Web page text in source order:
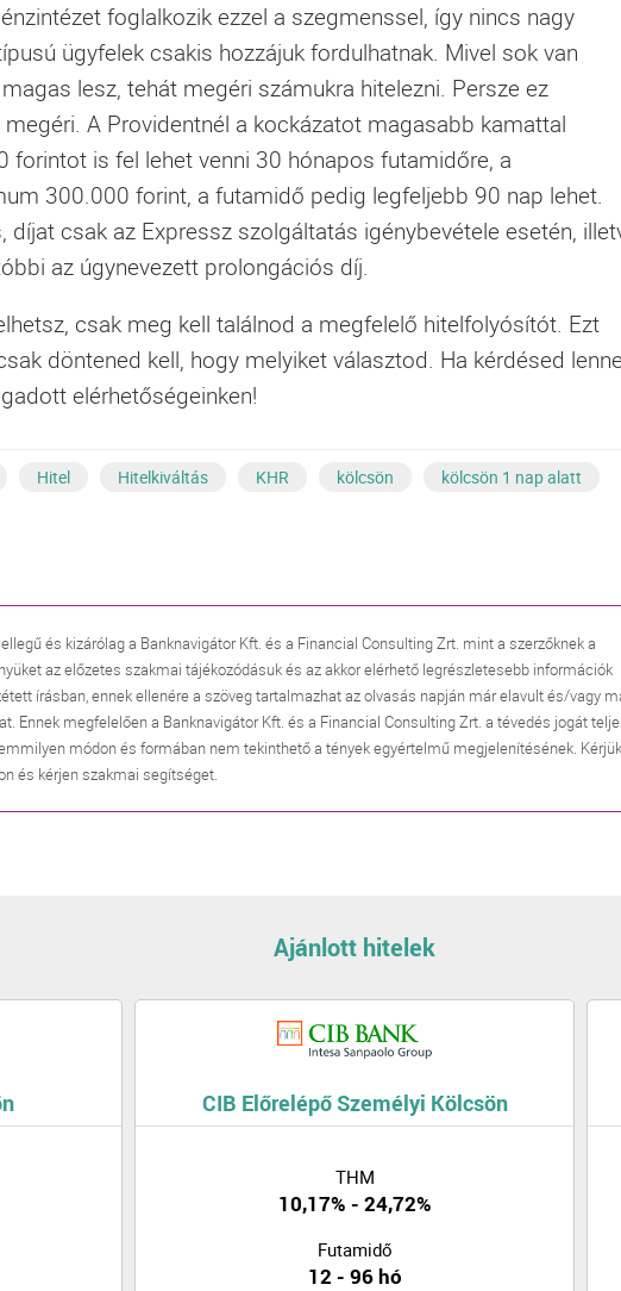
foglalkozik ezzel a szegmenssel, így nincs nagy
ügyfelek csakis hozzájuk fordulhatnak. Mivel sok van
lesz, tehát megéri számukra hitelezni. Persze ez
A Providentnél a kockázatot magasabb kamattal
forintot is fel lehet venni 30 hónapos futamidőre, a
300.000 forint, a futamidő pedig legfeljebb 90 nap lehet.
díjat csak az Expressz szolgáltatás igénybevétele esetén,
az úgynevezett prolongációs díj.
csak meg kell találnod a megfelelő hitelfolyósítót. Ezt
döntened kell, hogy melyiket választod. Ha kérdésed
elérhetőségeinken!
Hitel Hitelkiváltás KHR kölcsön
kölcsön 1 nap alatt
és kizárólag a Banknavigátor Kft. és a Financial Consulting Zrt. mint a szerzőknek a
az előzetes szakmai tájékozódásuk és az akkor elérhető legrészletesebb információk
írásban, ennek ellenére a szöveg tartalmazhat az olvasás napján már elavult és/vagy
Ennek megfelelően a Banknavigátor Kft. és a Financial Consulting Zrt. a tévedés jogát
módon és formában nem tekinthető a tények egyértelmű megjelenítésének.
és kérjen szakmai segítséget.
Ajánlott hitelek
CIB Előrelépő Személyi Kölcsön
THM
10,17% - 24,72%
Futamidő
12 - 96 hó